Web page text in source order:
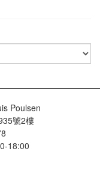
Poulsen
號2樓
18:00